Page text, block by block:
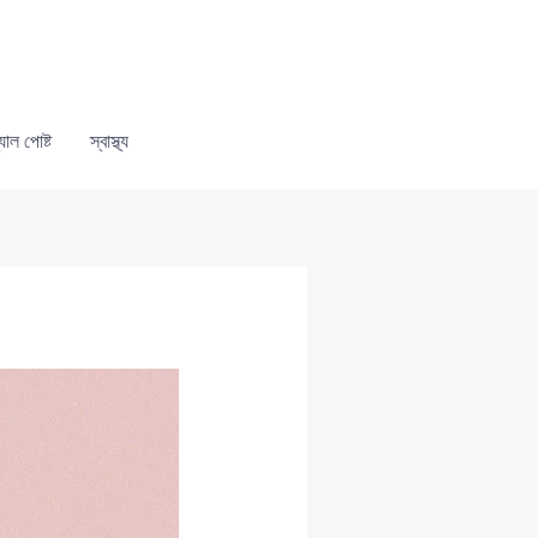
পোষ্ট স্বাস্থ্য